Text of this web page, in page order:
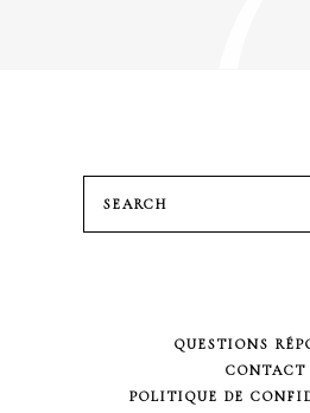
Search
for:
QUESTIONS
CONTACT
POLITIQUE DE